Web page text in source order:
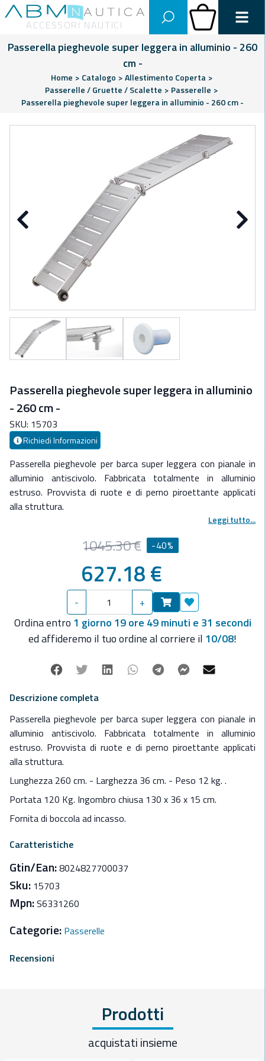
Abm Nautica
ACCESSORI NAUTICI
Carrello
Passerella pieghevole super leggera in alluminio - 260
cm -
Home > Catalogo > Allestimento Coperta >
Passerelle / Gruette / Scalette > Passerelle >
Passerella pieghevole super leggera in alluminio - 260 cm -
Precedente
Passerella pieghevole super leggera in alluminio
- 260 cm -
SKU: 15703
Richiedi Informazioni
Passerella pieghevole per barca super leggera con pianale in
alluminio antiscivolo. Fabbricata totalmente in alluminio
estruso. Provvista di ruote e di perno piroettante applicati
alla struttura.
Lunghezza 260 cm. - Larghezza 36 cm. - Peso 12 kg. .
Portata 120 Kg. Ingombro chiusa 130 x 36 x 15 cm.
Fornita di boccola ad incasso.
Leggi tutto...
1045.30 € -40%
627.18 €
- + Aggiungi ai
Ordina entro 1 giorno 19 ore 49 minuti e 31 secondi
ed affideremo il tuo ordine al corriere il 10/08!
Facebook
Twitter LinkedinWhatsappTelegramFacebook
Descrizione completa
Passerella pieghevole per barca super leggera con pianale in
alluminio antiscivolo. Fabbricata totalmente in alluminio
estruso. Provvista di ruote e di perno piroettante applicati
alla struttura.
Lunghezza 260 cm. - Larghezza 36 cm. - Peso 12 kg. .
Portata 120 Kg. Ingombro chiusa 130 x 36 x 15 cm.
Fornita di boccola ad incasso.
Caratteristiche
Gtin/Ean:8024827700037
Sku: 15703
Mpn:S6331260
Categorie: Passerelle
Recensioni
Prodotti
acquistati insieme